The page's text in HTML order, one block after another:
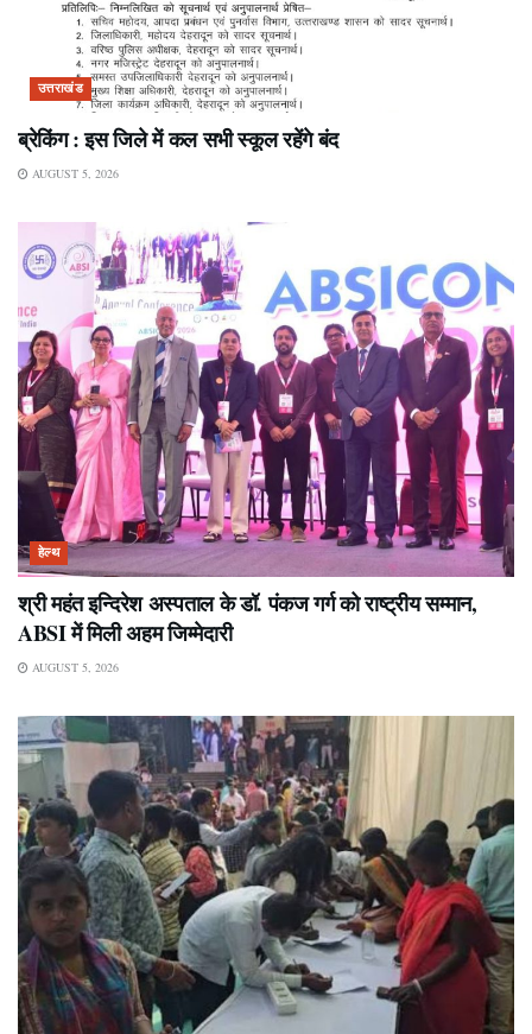
उत्तराखंड
ब्रेकिंग : इस जिले में कल सभी स्कूल रहेंगे बंद
AUGUST 5, 2026
हेल्थ
श्री महंत इन्दिरेश अस्पताल के डॉ. पंकज गर्ग को राष्ट्रीय सम्मान,
ABSI में मिली अहम जिम्मेदारी
AUGUST 5, 2026